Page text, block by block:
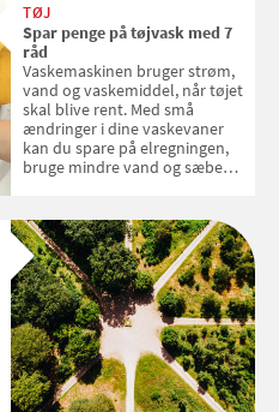
TØJ
Spar penge på tøjvask med 7
råd
Vaskemaskinen bruger strøm,
vand og vaskemiddel, når tøjet
skal blive rent. Med små
ændringer i dine vaskevaner
kan du spare på elregningen,
bruge mindre vand og sæbe
enkle råd til at spare penge på
tøjvasken